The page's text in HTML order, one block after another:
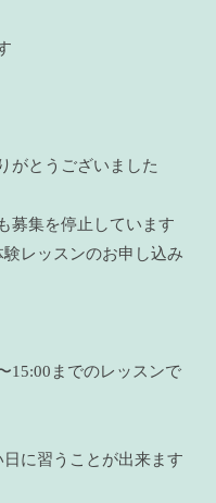
がとうございました
募集を停止しています
レッスンのお申し込み
15:00までのレッスンで
に習うことが出来ます